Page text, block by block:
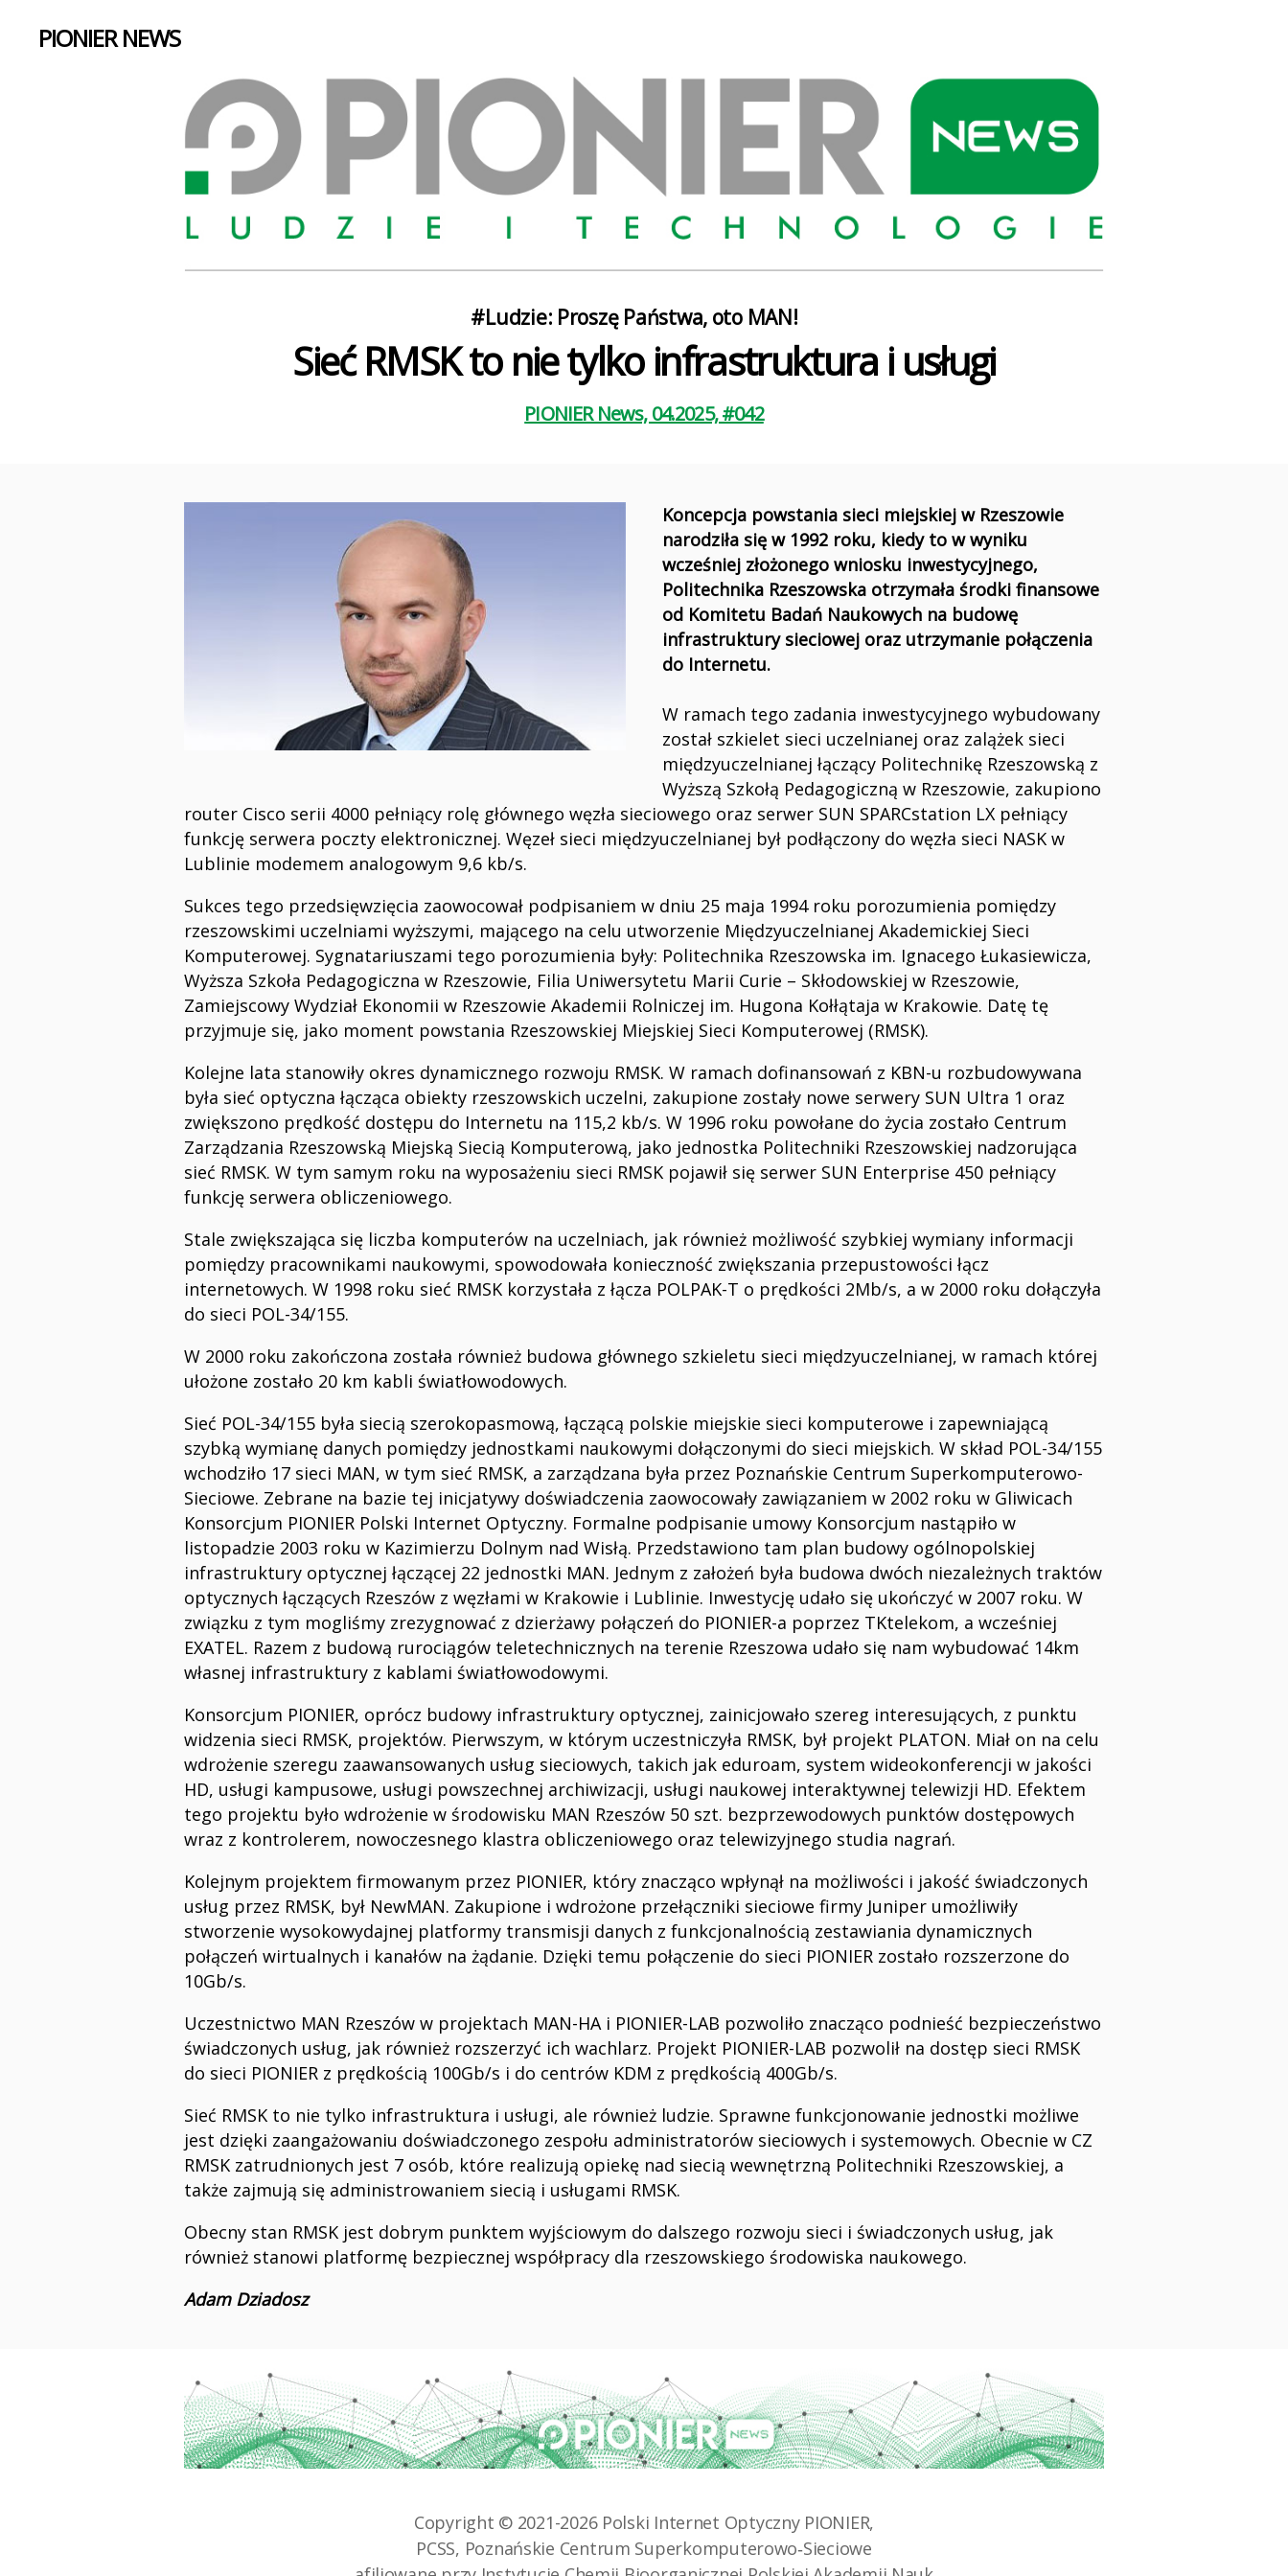
PIONIER NEWS
Kategorie
#Ludzie: Proszę Państwa, oto MAN!
Sieć RMSK to nie tylko infrastruktura i usługi
PIONIER News, 04.2025, #042
Koncepcja powstania sieci miejskiej w Rzeszowie
narodziła się w 1992 roku, kiedy to w wyniku
wcześniej złożonego wniosku inwestycyjnego,
Politechnika Rzeszowska otrzymała środki finansowe
od Komitetu Badań Naukowych na budowę
infrastruktury sieciowej oraz utrzymanie połączenia
do Internetu.
W ramach tego zadania inwestycyjnego wybudowany
został szkielet sieci uczelnianej oraz zalążek sieci
międzyuczelnianej łączący Politechnikę Rzeszowską z
Wyższą Szkołą Pedagogiczną w Rzeszowie, zakupiono
router Cisco serii 4000 pełniący rolę głównego węzła sieciowego oraz serwer SUN SPARCstation LX pełniący
funkcję serwera poczty elektronicznej. Węzeł sieci międzyuczelnianej był podłączony do węzła sieci NASK w
Lublinie modemem analogowym 9,6 kb/s.
Sukces tego przedsięwzięcia zaowocował podpisaniem w dniu 25 maja 1994 roku porozumienia pomiędzy
rzeszowskimi uczelniami wyższymi, mającego na celu utworzenie Międzyuczelnianej Akademickiej Sieci
Komputerowej. Sygnatariuszami tego porozumienia były: Politechnika Rzeszowska im. Ignacego Łukasiewicza,
Wyższa Szkoła Pedagogiczna w Rzeszowie, Filia Uniwersytetu Marii Curie – Skłodowskiej w Rzeszowie,
Zamiejscowy Wydział Ekonomii w Rzeszowie Akademii Rolniczej im. Hugona Kołłątaja w Krakowie. Datę tę
przyjmuje się, jako moment powstania Rzeszowskiej Miejskiej Sieci Komputerowej (RMSK).
Kolejne lata stanowiły okres dynamicznego rozwoju RMSK. W ramach dofinansowań z KBN-u rozbudowywana
była sieć optyczna łącząca obiekty rzeszowskich uczelni, zakupione zostały nowe serwery SUN Ultra 1 oraz
zwiększono prędkość dostępu do Internetu na 115,2 kb/s. W 1996 roku powołane do życia zostało Centrum
Zarządzania Rzeszowską Miejską Siecią Komputerową, jako jednostka Politechniki Rzeszowskiej nadzorująca
sieć RMSK. W tym samym roku na wyposażeniu sieci RMSK pojawił się serwer SUN Enterprise 450 pełniący
funkcję serwera obliczeniowego.
Stale zwiększająca się liczba komputerów na uczelniach, jak również możliwość szybkiej wymiany informacji
pomiędzy pracownikami naukowymi, spowodowała konieczność zwiększania przepustowości łącz
internetowych. W 1998 roku sieć RMSK korzystała z łącza POLPAK-T o prędkości 2Mb/s, a w 2000 roku dołączyła
do sieci POL-34/155.
W 2000 roku zakończona została również budowa głównego szkieletu sieci międzyuczelnianej, w ramach której
ułożone zostało 20 km kabli światłowodowych.
Sieć POL-34/155 była siecią szerokopasmową, łączącą polskie miejskie sieci komputerowe i zapewniającą
szybką wymianę danych pomiędzy jednostkami naukowymi dołączonymi do sieci miejskich. W skład POL-34/155
wchodziło 17 sieci MAN, w tym sieć RMSK, a zarządzana była przez Poznańskie Centrum Superkomputerowo-
Sieciowe. Zebrane na bazie tej inicjatywy doświadczenia zaowocowały zawiązaniem w 2002 roku w Gliwicach
Konsorcjum PIONIER Polski Internet Optyczny. Formalne podpisanie umowy Konsorcjum nastąpiło w
listopadzie 2003 roku w Kazimierzu Dolnym nad Wisłą. Przedstawiono tam plan budowy ogólnopolskiej
infrastruktury optycznej łączącej 22 jednostki MAN. Jednym z założeń była budowa dwóch niezależnych traktów
optycznych łączących Rzeszów z węzłami w Krakowie i Lublinie. Inwestycję udało się ukończyć w 2007 roku. W
związku z tym mogliśmy zrezygnować z dzierżawy połączeń do PIONIER-a poprzez TKtelekom, a wcześniej
EXATEL. Razem z budową rurociągów teletechnicznych na terenie Rzeszowa udało się nam wybudować 14km
własnej infrastruktury z kablami światłowodowymi.
Konsorcjum PIONIER, oprócz budowy infrastruktury optycznej, zainicjowało szereg interesujących, z punktu
widzenia sieci RMSK, projektów. Pierwszym, w którym uczestniczyła RMSK, był projekt PLATON. Miał on na celu
wdrożenie szeregu zaawansowanych usług sieciowych, takich jak eduroam, system wideokonferencji w jakości
HD, usługi kampusowe, usługi powszechnej archiwizacji, usługi naukowej interaktywnej telewizji HD. Efektem
tego projektu było wdrożenie w środowisku MAN Rzeszów 50 szt. bezprzewodowych punktów dostępowych
wraz z kontrolerem, nowoczesnego klastra obliczeniowego oraz telewizyjnego studia nagrań.
Kolejnym projektem firmowanym przez PIONIER, który znacząco wpłynął na możliwości i jakość świadczonych
usług przez RMSK, był NewMAN. Zakupione i wdrożone przełączniki sieciowe firmy Juniper umożliwiły
stworzenie wysokowydajnej platformy transmisji danych z funkcjonalnością zestawiania dynamicznych
połączeń wirtualnych i kanałów na żądanie. Dzięki temu połączenie do sieci PIONIER zostało rozszerzone do
10Gb/s.
Uczestnictwo MAN Rzeszów w projektach MAN-HA i PIONIER-LAB pozwoliło znacząco podnieść bezpieczeństwo
świadczonych usług, jak również rozszerzyć ich wachlarz. Projekt PIONIER-LAB pozwolił na dostęp sieci RMSK
do sieci PIONIER z prędkością 100Gb/s i do centrów KDM z prędkością 400Gb/s.
Sieć RMSK to nie tylko infrastruktura i usługi, ale również ludzie. Sprawne funkcjonowanie jednostki możliwe
jest dzięki zaangażowaniu doświadczonego zespołu administratorów sieciowych i systemowych. Obecnie w CZ
RMSK zatrudnionych jest 7 osób, które realizują opiekę nad siecią wewnętrzną Politechniki Rzeszowskiej, a
także zajmują się administrowaniem siecią i usługami RMSK.
Obecny stan RMSK jest dobrym punktem wyjściowym do dalszego rozwoju sieci i świadczonych usług, jak
również stanowi platformę bezpiecznej współpracy dla rzeszowskiego środowiska naukowego.
Adam Dziadosz
Copyright © 2021-2026 Polski Internet Optyczny PIONIER,
PCSS, Poznańskie Centrum Superkomputerowo‑Sieciowe